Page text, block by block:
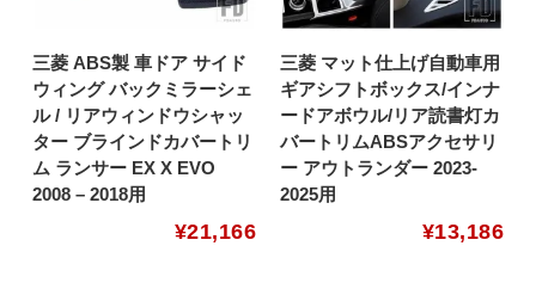
三菱 ABS製 車ドア サイド
ウィング バックミラーシェ
ル / リアウィンドウシャッ
ター ブラインドカバートリ
ム ランサー EX X EVO
2008 – 2018用
¥21,166
三菱 マット仕上げ自動車用
ギアシフトボックス/インナ
ードアボウル/リア読書灯カ
バートリムABSアクセサリ
ー アウトランダー 2023-
2025用
¥13,186